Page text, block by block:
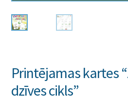
Printējamas kartes
dzīves cikls”